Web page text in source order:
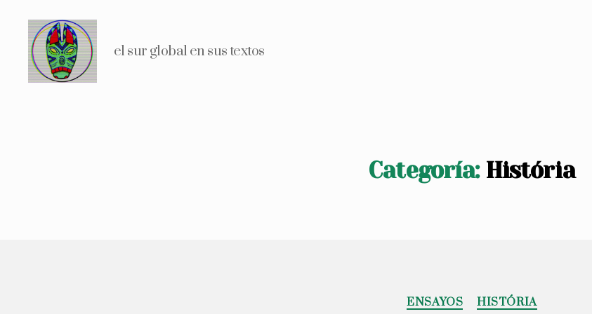
el sur global en sus textos
Categoría: História
Categorías
ENSAYOS HISTÓRIA